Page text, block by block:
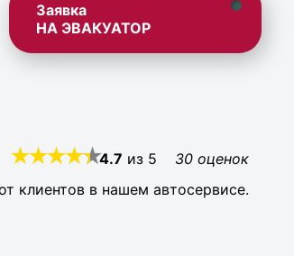
Заявка
НА ЭВАКУАТОР
4.7 из 5 30 оценок
клиентов в нашем автосервисе.